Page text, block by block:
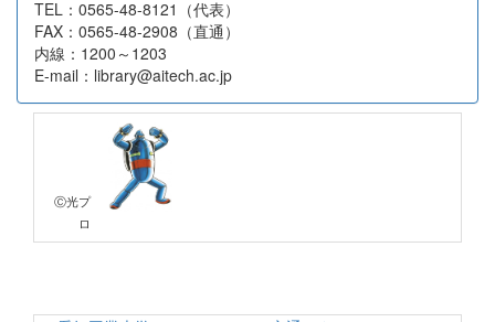
TEL：0565-48-8121（代表）
FAX：0565-48-2908（直通）
内線：1200～1203
E-mail：library@aitech.ac.jp
Ⓒ光プ
ロ